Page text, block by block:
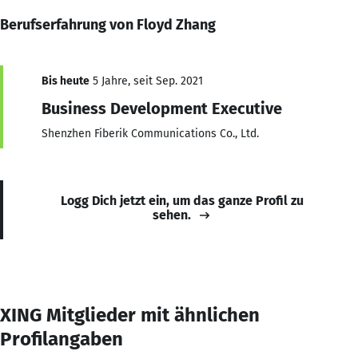
Berufserfahrung von Floyd Zhang
Bis heute 5 Jahre, seit Sep. 2021
Business Development Executive
Shenzhen Fiberik Communications Co., Ltd.
Logg Dich jetzt ein, um das ganze Profil zu
sehen.
XING Mitglieder mit ähnlichen
Profilangaben